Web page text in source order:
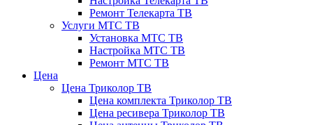
Ремонт Телекарта ТВ
Услуги МТС ТВ
Установка МТС ТВ
Настройка МТС ТВ
Ремонт МТС ТВ
Цена
Цена Триколор ТВ
Цена комплекта Триколор ТВ
Цена ресивера Триколор ТВ